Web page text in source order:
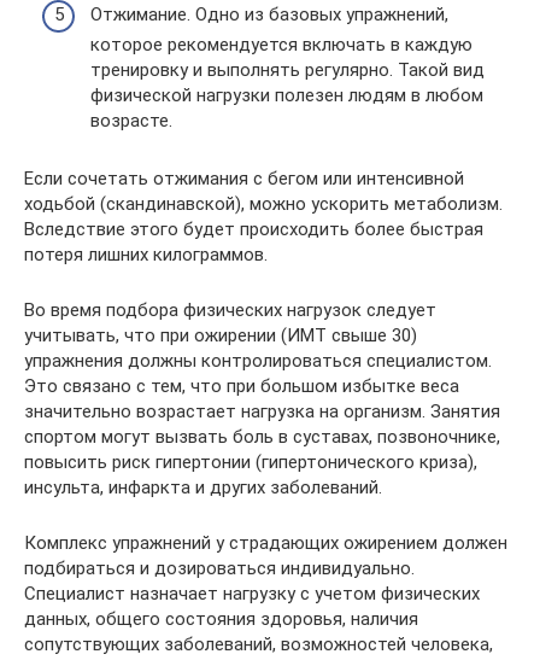
Отжимание. Одно из базовых упражнений,
которое рекомендуется включать в каждую
тренировку и выполнять регулярно. Такой вид
физической нагрузки полезен людям в любом
возрасте.
Если сочетать отжимания с бегом или интенсивной
ходьбой (скандинавской), можно ускорить метаболизм.
Вследствие этого будет происходить более быстрая
потеря лишних килограммов.
Во время подбора физических нагрузок следует
учитывать, что при ожирении (ИМТ свыше 30)
упражнения должны контролироваться специалистом.
Это связано с тем, что при большом избытке веса
значительно возрастает нагрузка на организм. Занятия
спортом могут вызвать боль в суставах, позвоночнике,
повысить риск гипертонии (гипертонического криза),
инсульта, инфаркта и других заболеваний.
Комплекс упражнений у страдающих ожирением должен
подбираться и дозироваться индивидуально.
Специалист назначает нагрузку с учетом физических
данных, общего состояния здоровья, наличия
сопутствующих заболеваний, возможностей человека,